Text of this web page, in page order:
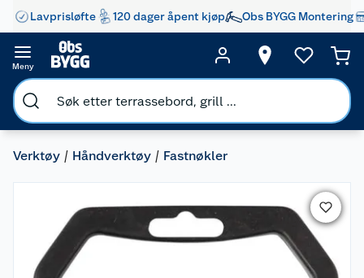
Lavprisløfte 120 dager åpent kjøp Obs BYGG Montering
Meny
Verktøy Håndverktøy Fastnøkler